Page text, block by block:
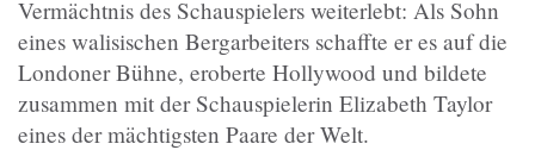
Vermächtnis des Schauspielers weiterlebt: Als Sohn
eines walisischen Bergarbeiters schaffte er es auf die
Londoner Bühne, eroberte Hollywood und bildete
zusammen mit der Schauspielerin Elizabeth Taylor
eines der mächtigsten Paare der Welt.